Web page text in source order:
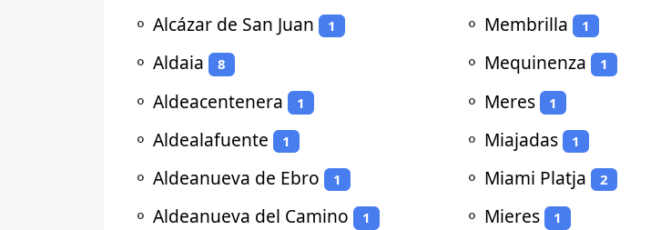
⚬ Alcázar de San Juan 1
⚬ Aldaia 8
⚬ Aldeacentenera 1
⚬ Aldealafuente 1
⚬ Aldeanueva de Ebro 1
⚬ Aldeanueva del Camino 1
⚬ Membrilla 1
⚬ Mequinenza 1
⚬ Meres 1
⚬ Miajadas 1
⚬ Miami Platja 2
⚬ Mieres 1